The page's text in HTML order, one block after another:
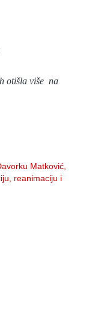
otišla više na
Matković,
reanimaciju i